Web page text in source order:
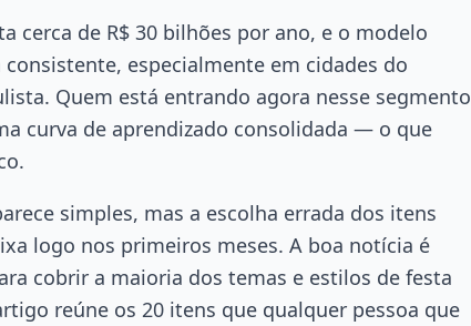
cerca de R$ 30 bilhões por ano, e o modelo
especialmente em cidades do
Quem está entrando agora nesse segmento
curva de aprendizado consolidada — o que
simples, mas a escolha errada dos itens
logo nos primeiros meses. A boa notícia é
cobrir a maioria dos temas e estilos de festa
reúne os 20 itens que qualquer pessoa que